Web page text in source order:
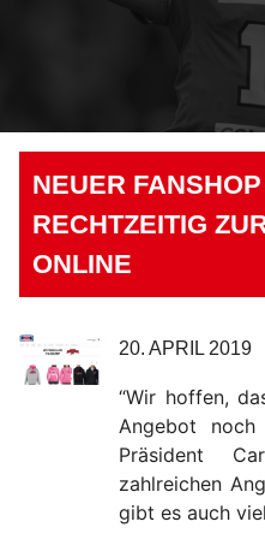
NEUER
RECHTZEITIG
ONLINE
20. APRIL 2019
“Wir hoffen,
Angebot noch
Präsident
zahlreichen
gibt es auch